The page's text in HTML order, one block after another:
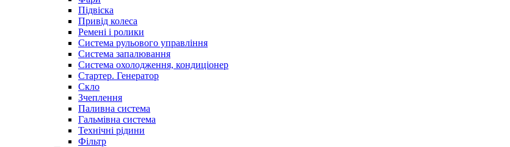
Підвіска
Привід колеса
Ремені і ролики
Система рульового управління
Система запалювання
Система охолодження, кондиціонер
Стартер. Генератор
Скло
Зчеплення
Паливна система
Гальмівна система
Технічні рідини
Фільтр